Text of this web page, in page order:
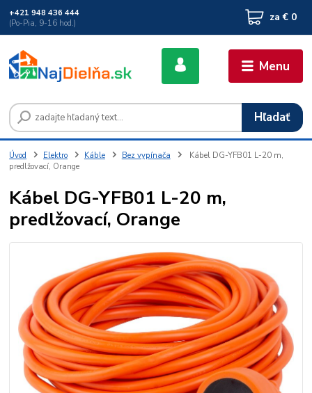
Menu
Hľadať
+421 948 436 444
(Po-Pia, 9-16 hod.)
za € 0
Úvod Elektro Káble Bez vypínača
Kábel DG-YFB01 L-20 m,
predlžovací, Orange
Kábel DG-YFB01 L-20 m,
predlžovací, Orange